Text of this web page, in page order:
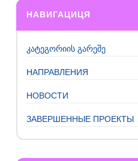
НАВИГАЦИЦЯ
კატეგორიის გარეშე
НАПРАВЛЕНИЯ
НОВОСТИ
ЗАВЕРШЕННЫЕ ПРОЕКТЫ